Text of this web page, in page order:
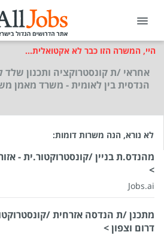
היי, המשרה הזו כבר לא אקטואלית...
אחראי /ת קונסטרוקציה ותכנון שלד
הנדסית בין לאומית - משרד מאמן משרה
לא נורא, הנה משרות דומות:
מהנדס.ת בניין /קונסטרוקטור.ית -
>
Jobs.ai
מתכנן /ת הנדסה אזרחית /
דרום וצפון >